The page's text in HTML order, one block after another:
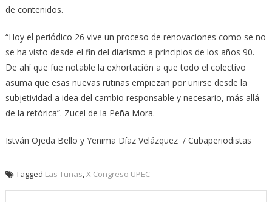
de contenidos.
“Hoy el periódico 26 vive un proceso de renovaciones como se no
se ha visto desde el fin del diarismo a principios de los años 90.
De ahí que fue notable la exhortación a que todo el colectivo
asuma que esas nuevas rutinas empiezan por unirse desde la
subjetividad a idea del cambio responsable y necesario, más allá
de la retórica”. Zucel de la Peña Mora.
István Ojeda Bello y Yenima Díaz Velázquez / Cubaperiodistas
Tagged Las Tunas,X Congreso UPEC